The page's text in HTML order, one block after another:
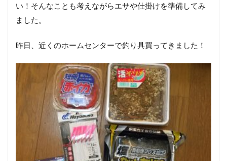
い！そんなことも考えながらエサや仕掛けを準備してみ
ました。
昨日、近くのホームセンターで釣り具買ってきました！